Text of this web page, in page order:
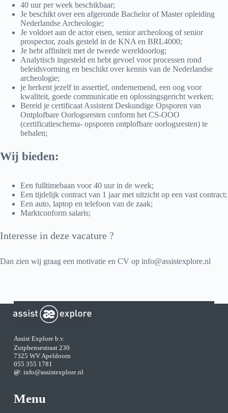
40 uur per week beschikbaar;
Je beschikt over een afgeronde Bachelor of Master opleiding
Nederlandse Archeologie;
Je voldoet aan de actor eisen, senior archeoloog of senior
prospector, zoals gesteld in de KNA en BRL4000;
Je hebt affiniteit met de tweede wereldoorlog;
Analytisch ingesteld en hebt gevoel voor processen rond
beleidsvorming en beschikt over kennis van de Nederlandse
archeologie;
je herkent jezelf in assertief, ondernemend, een oog voor
kwaliteit, goede communicatie en oplossingsgericht werken;
Bereid je certificaat Assistent Deskundige Opsporen van
Ontplofbare Oorlogsresten conform het CS-OOO
(certificatieschema- opsporen ontplofbare oorlogsresten) te
behalen;
Wij bieden:
Een fulltimebaan voor 40 uur in de week;
Een tijdelijk contract van 1 jaar met uitzicht op een vast contract;
Een auto, laptop en telefoon van de zaak;
Marktconform salaris;
Interesse in deze vacature ?
Dan zien wij graag een motivatie en CV op info@assistexplore.nl
Assist Explore b.v.
Zutphensestraat 230
7325 WV Apeldoorn
055 355 1781
@: info@assistexplore.nl
Menu